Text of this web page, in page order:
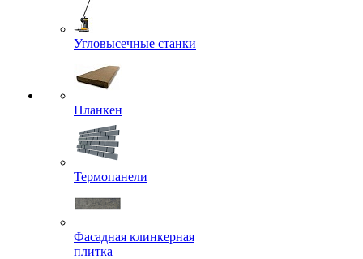
Угловысечные станки
Планкен
Термопанели
Фасадная клинкерная
плитка